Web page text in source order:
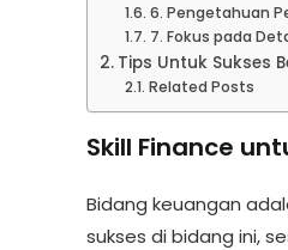
6. Pengetahuan
7. Fokus pada
Tips Untuk Sukses
Related Posts
Skill Finance
Bidang keuangan
sukses di bidang ini,